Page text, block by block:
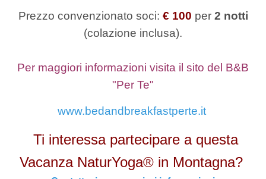
Prezzo convenzionato soci: € 100 per2 notti
(colazione inclusa).
Per maggiori informazioni visita il sito del B&B
"Per Te"
www.bedandbreakfastperte.it
Ti interessa partecipare a questa
Vacanza NaturYoga® in Montagna?